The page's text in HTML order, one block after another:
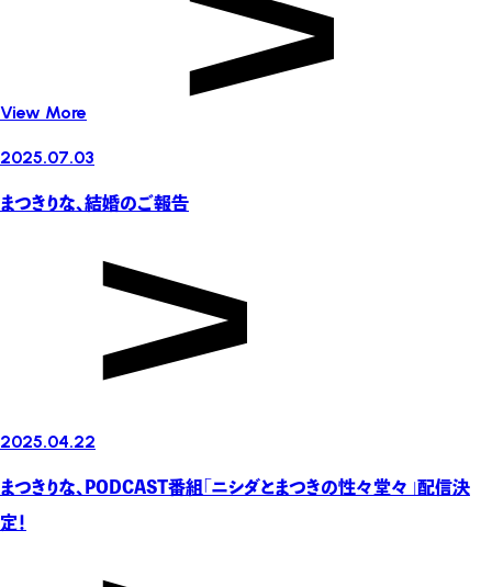
View More
2025.07.03
まつきりな、結婚のご報告
2025.04.22
まつきりな、PODCAST番組「ニシダとまつきの性々堂々」配信決
定！